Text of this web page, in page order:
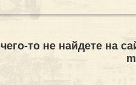
то не найдете на